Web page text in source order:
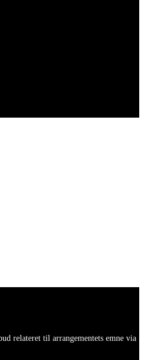
relateret til arrangementets emne via